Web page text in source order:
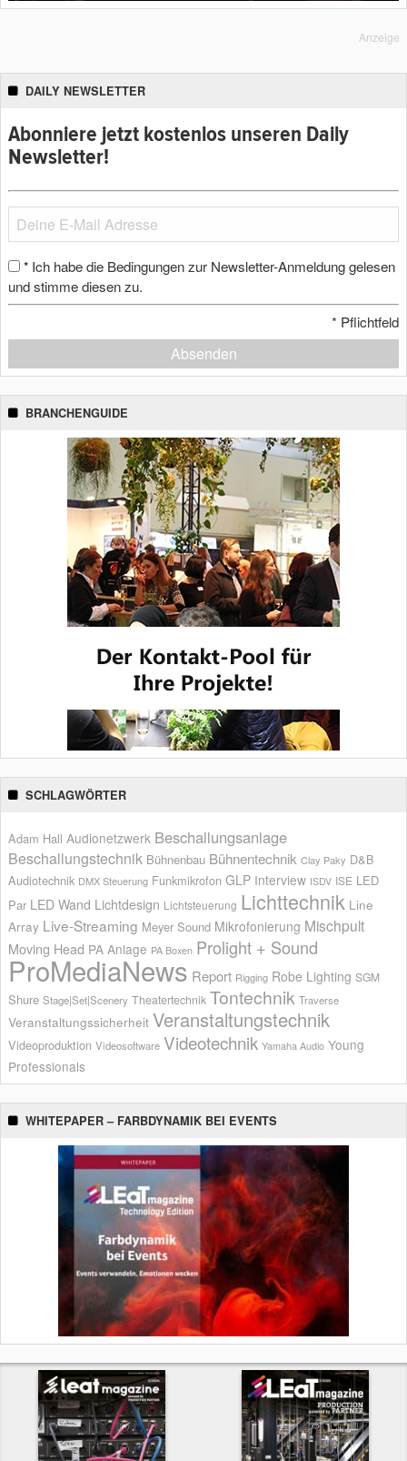
Anzeige
DAILY NEWSLETTER
Abonniere jetzt kostenlos unseren Daily
Newsletter!
* Ich habe die Bedingungen zur Newsletter-Anmeldung gelesen
und stimme diesen zu.
* Pflichtfeld
Absenden
BRANCHENGUIDE
SCHLAGWÖRTER
Adam Hall Audionetzwerk Beschallungsanlage
Beschallungstechnik Bühnenbau Bühnentechnik Clay Paky D&B
Audiotechnik DMX Steuerung Funkmikrofon GLP Interview ISDV ISE LED
Par LED Wand Lichtdesign Lichtsteuerung Lichttechnik Line
Array Live-Streaming Meyer Sound Mikrofonierung Mischpult
Moving Head PA Anlage PA Boxen Prolight + Sound
ProMediaNews Report Rigging Robe Lighting SGM
Shure Stage|Set|Scenery Theatertechnik Tontechnik Traverse
Veranstaltungssicherheit Veranstaltungstechnik
Videoproduktion Videosoftware Videotechnik Yamaha Audio Young
Professionals
WHITEPAPER – FARBDYNAMIK BEI EVENTS